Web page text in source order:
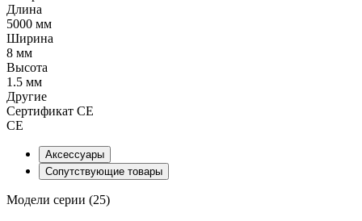
Длина
5000 мм
Ширина
8 мм
Высота
1.5 мм
Другие
Сертификат CE
CE
Аксессуары
Сопутствующие товары
Модели серии (25)